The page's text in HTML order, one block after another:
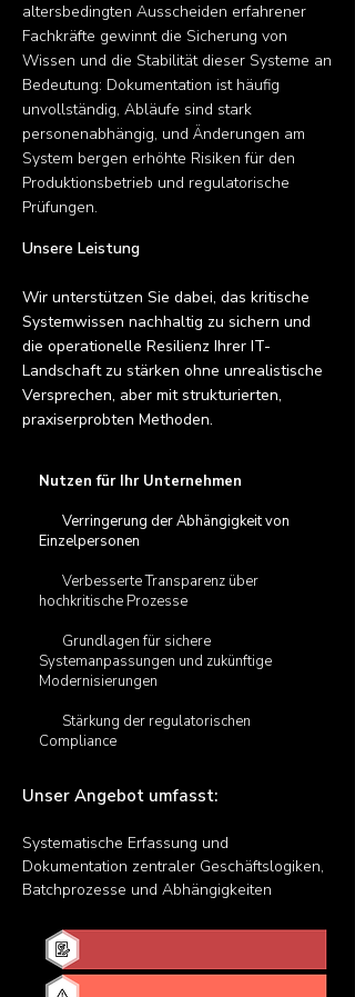
altersbedingten Ausscheiden erfahrener
Fachkräfte gewinnt die Sicherung von
Wissen und die Stabilität dieser Systeme an
Bedeutung: Dokumentation ist häufig
unvollständig, Abläufe sind stark
personenabhängig, und Änderungen am
System bergen erhöhte Risiken für den
Produktionsbetrieb und regulatorische
Prüfungen.
Unsere Leistung
Wir unterstützen Sie dabei, das kritische
Systemwissen nachhaltig zu sichern und
die operationelle Resilienz Ihrer IT-
Landschaft zu stärken ohne unrealistische
Versprechen, aber mit strukturierten,
praxiserprobten Methoden.
Nutzen für Ihr Unternehmen
Verringerung der Abhängigkeit von
Einzelpersonen
Verbesserte Transparenz über
hochkritische Prozesse
Grundlagen für sichere
Systemanpassungen und zukünftige
Modernisierungen
Stärkung der regulatorischen
Compliance
Unser Angebot umfasst:
Systematische Erfassung und
Dokumentation zentraler Geschäftslogiken,
Batchprozesse und Abhängigkeiten